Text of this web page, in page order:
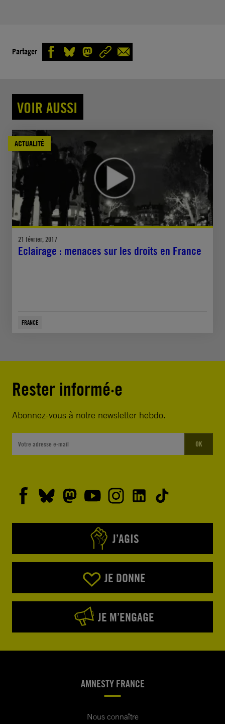
Partager
VOIR AUSSI
ACTUALITÉ
21 février, 2017
Eclairage : menaces sur les droits en France
FRANCE
Rester informé·e
Abonnez-vous à notre newsletter hebdo.
OK
J’AGIS
JE DONNE
JE M’ENGAGE
AMNESTY FRANCE
Nous connaître